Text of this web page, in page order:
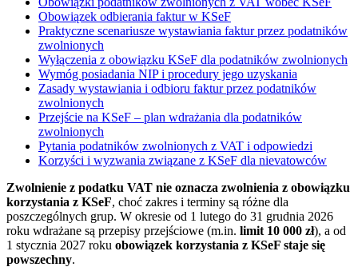
Obowiązek odbierania faktur w KSeF
Praktyczne scenariusze wystawiania faktur przez podatników
zwolnionych
Wyłączenia z obowiązku KSeF dla podatników zwolnionych
Wymóg posiadania NIP i procedury jego uzyskania
Zasady wystawiania i odbioru faktur przez podatników
zwolnionych
Przejście na KSeF – plan wdrażania dla podatników
zwolnionych
Pytania podatników zwolnionych z VAT i odpowiedzi
Korzyści i wyzwania związane z KSeF dla nievatowców
Zwolnienie z podatku VAT nie oznacza zwolnienia z obowiązku
korzystania z KSeF, choć zakres i terminy są różne dla
poszczególnych grup. W okresie od 1 lutego do 31 grudnia 2026
roku wdrażane są przepisy przejściowe (m.in. limit 10 000 zł), a od
1 stycznia 2027 roku obowiązek korzystania z KSeF staje się
powszechny.